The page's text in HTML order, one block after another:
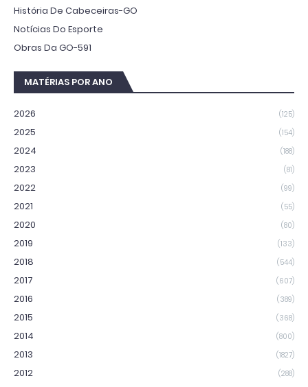
História De Cabeceiras-GO
Notícias Do Esporte
Obras Da GO-591
MATÉRIAS POR ANO
2026 (125)
2025 (154)
2024 (188)
2023 (81)
2022 (99)
2021 (55)
2020 (80)
2019 (133)
2018 (544)
2017 (607)
2016 (389)
2015 (368)
2014 (800)
2013 (1827)
2012 (288)